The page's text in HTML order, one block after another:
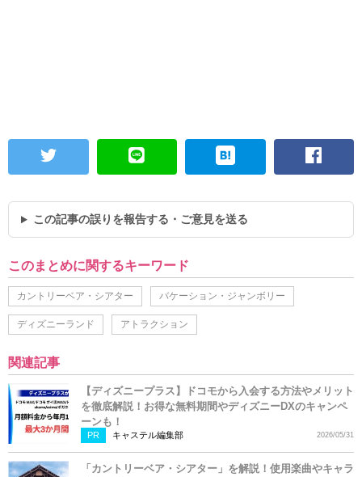
この記事の誤りを報告する・ご意見を送る
このまとめに関するキーワード
カントリーベア・シアター バケーション・ジャンボリー
ディズニーランド アトラクション
関連記事
【ディズニープラス】ドコモから入会する方法やメリット
を徹底解説！お得な無料期間やディズニーDXのキャンペ
ーンも！
PR キャステル編集部 2026/05/31
「カントリーベア・シアター」を解説！使用楽曲やキャラ